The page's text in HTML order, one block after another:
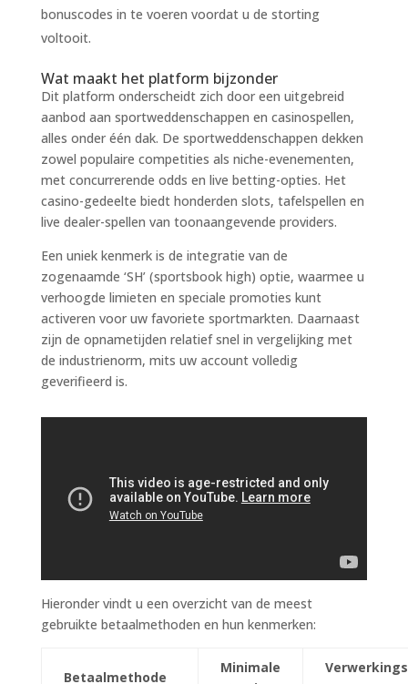
bonuscodes in te voeren voordat u de storting
voltooit.
Wat maakt het platform bijzonder
Dit platform onderscheidt zich door een uitgebreid
aanbod aan sportweddenschappen en casinospellen,
alles onder één dak. De sportweddenschappen dekken
zowel populaire competities als niche-evenementen,
met concurrerende odds en live betting-opties. Het
casino-gedeelte biedt honderden slots, tafelspellen en
live dealer-spellen van toonaangevende providers.
Een uniek kenmerk is de integratie van de
zogenaamde ‘SH’ (sportsbook high) optie, waarmee u
verhoogde limieten en speciale promoties kunt
activeren voor uw favoriete sportmarkten. Daarnaast
zijn de opnametijden relatief snel in vergelijking met
de industrienorm, mits uw account volledig
geverifieerd is.
Hieronder vindt u een overzicht van de meest
gebruikte betaalmethoden en hun kenmerken:
Betaalmethode
Minimale